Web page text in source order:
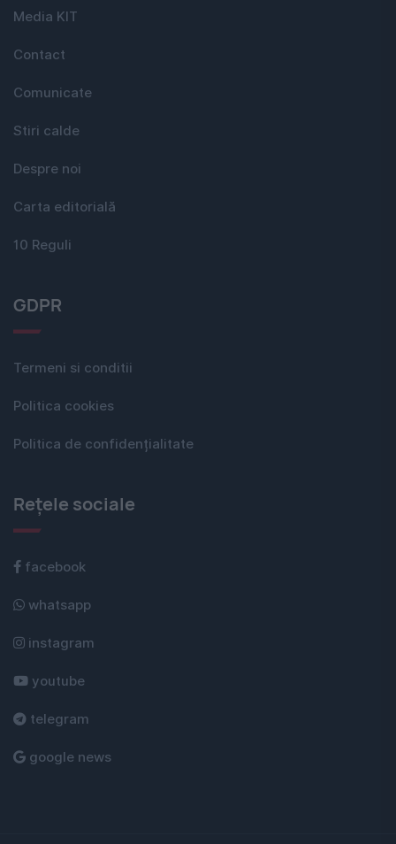
Media KIT
Contact
Comunicate
Stiri calde
Despre noi
Carta editorială
10 Reguli
GDPR
Termeni si conditii
Politica cookies
Politica de confidențialitate
Rețele sociale
facebook
whatsapp
instagram
youtube
telegram
google news